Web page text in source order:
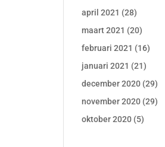
april 2021 (28)
maart 2021 (20)
februari 2021 (16)
januari 2021 (21)
december 2020 (29)
november 2020 (29)
oktober 2020 (5)